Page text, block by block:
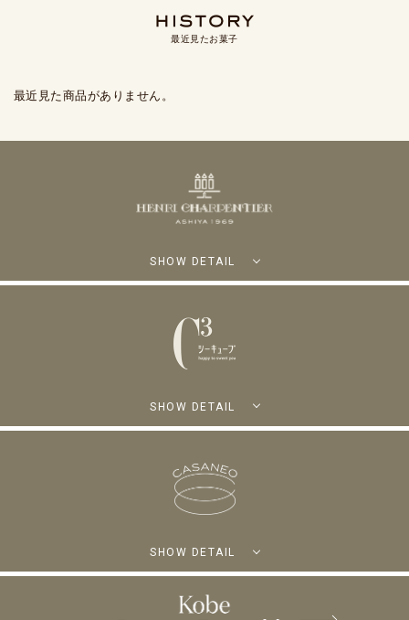
最近見たお菓子
最近見た商品がありません。
SHOW DETAIL
SHOW DETAIL
SHOW DETAIL